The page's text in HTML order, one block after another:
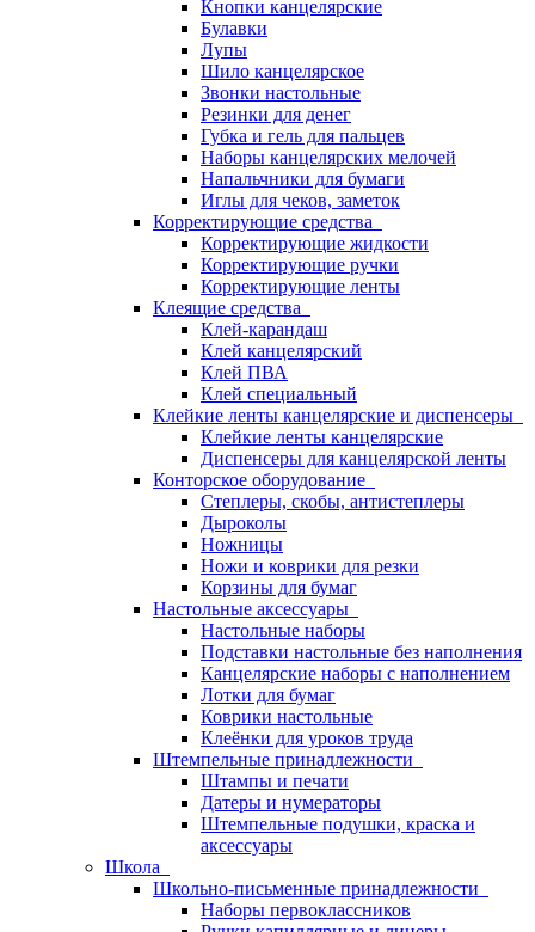
Кнопки канцелярские
Булавки
Лупы
Шило канцелярское
Звонки настольные
Резинки для денег
Губка и гель для пальцев
Наборы канцелярских мелочей
Напальчники для бумаги
Иглы для чеков, заметок
Корректирующие средства
Корректирующие жидкости
Корректирующие ручки
Корректирующие ленты
Клеящие средства
Клей-карандаш
Клей канцелярский
Клей ПВА
Клей специальный
Клейкие ленты канцелярские и диспенсеры
Клейкие ленты канцелярские
Диспенсеры для канцелярской ленты
Конторское оборудование
Степлеры, скобы, антистеплеры
Дыроколы
Ножницы
Ножи и коврики для резки
Корзины для бумаг
Настольные аксессуары
Настольные наборы
Подставки настольные без наполнения
Канцелярские наборы с наполнением
Лотки для бумаг
Коврики настольные
Клеёнки для уроков труда
Штемпельные принадлежности
Штампы и печати
Датеры и нумераторы
Штемпельные подушки, краска и
аксессуары
Школа
Школьно-письменные принадлежности
Наборы первоклассников